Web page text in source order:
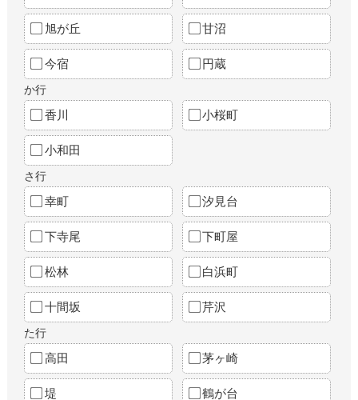
旭が丘 甘沼
今宿 円蔵
か行
香川 小桜町
小和田
さ行
幸町 汐見台
下寺尾 下町屋
松林 白浜町
十間坂 芹沢
た行
高田 茅ヶ崎
堤 鶴が台